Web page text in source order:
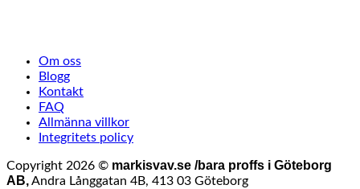
Om oss
Blogg
Kontakt
FAQ
Allmänna villkor
Integritets policy
Copyright 2026 © markisvav.se /bara proffs i Göteborg
AB,Andra Långgatan 4B, 413 03 Göteborg